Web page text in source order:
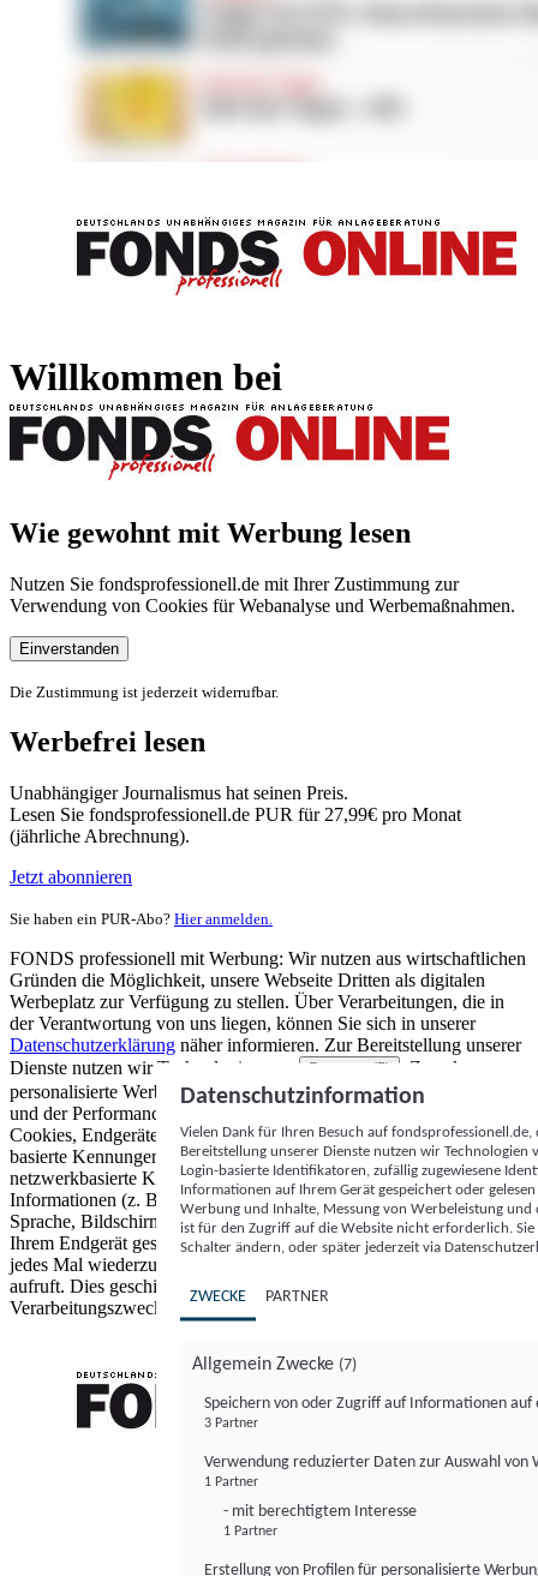
Willkommen bei
Wie gewohnt mit Werbung lesen
Nutzen Sie fondsprofessionell.de mit Ihrer Zustimmung zur
Verwendung von Cookies für Webanalyse und Werbemaßnahmen.
Einverstanden
Die Zustimmung ist jederzeit widerrufbar.
Werbefrei lesen
Unabhängiger Journalismus hat seinen Preis.
Lesen Sie fondsprofessionell.de PUR für 27,99€ pro Monat
(jährliche Abrechnung).
Jetzt abonnieren
Sie haben ein PUR-Abo? Hier anmelden.
FONDS professionell mit Werbung: Wir nutzen aus wirtschaftlichen
Gründen die Möglichkeit, unsere Webseite Dritten als digitalen
Werbeplatz zur Verfügung zu stellen. Über Verarbeitungen, die in
der Verantwortung von uns liegen, können Sie sich in unserer
Datenschutzerklärung näher informieren. Zur Bereitstellung unserer
Dienste nutzen wir Technologien von
Partnern (5)
. Zwecke:
personalisierte Werbung und Inhalte, Messung von Werbeleistung
und der Performance von Inhalten sowie Zielgruppenforschung.
Cookies, Endgeräte- oder ähnliche Online-Kennungen (z. B. login-
basierte Kennungen, zufällig generierte Kennungen,
netzwerkbasierte Kennungen) können zusammen mit anderen
Informationen (z. B. Browsertyp und Browserinformationen,
Sprache, Bildschirmgröße, unterstützte Technologien usw.) auf
Ihrem Endgerät gespeichert oder von dort ausgelesen werden, um es
jedes Mal wiederzuerkennen, wenn es eine App oder einer Webseite
aufruft. Dies geschieht für einen oder mehrere der hier aufgeführten
Verarbeitungszwecke.
Datenschutzinformation
Vielen Dank für Ihren Besuch auf
Bereitstellung unserer Dienste nutzen wir Technologien
Login-basierte Identifikatoren, zufällig zugewiesene
Informationen auf Ihrem Gerät gespeichert oder
Werbung und Inhalte, Messung von Werbeleistung
ist für den Zugriff auf die Website nicht erforderlich.
Schalter ändern, oder später jederzeit via
ZWECKE PARTNER
Allgemein Zwecke (7)
Speichern von oder Zugriff auf Informationen auf
3 Partner
Verwendung reduzierter Daten zur Auswahl von
1 Partner
- mit berechtigtem Interesse
1 Partner
Erstellung von Profilen für personalisierte
FONDS professionell